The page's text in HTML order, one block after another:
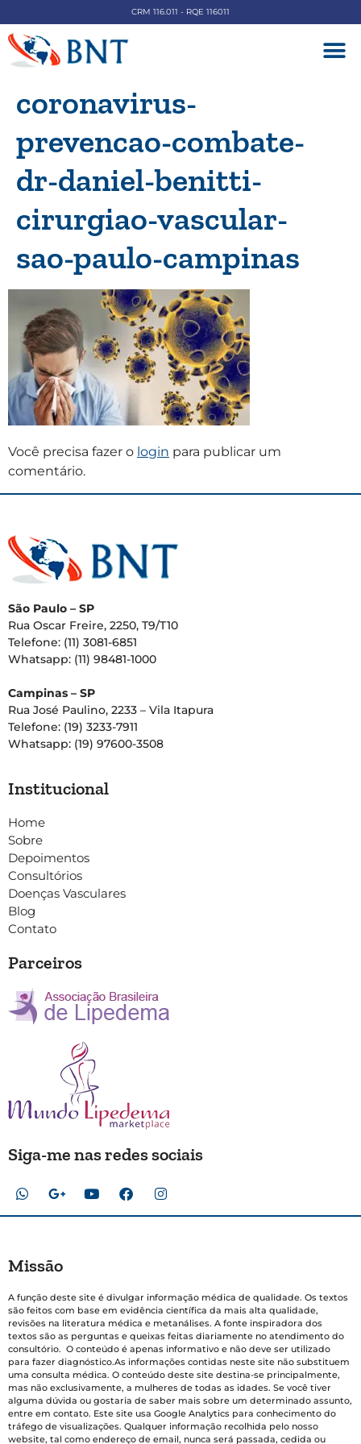
CRM 116.011 - RQE 116011
coronavirus-
prevencao-combate-
dr-daniel-benitti-
cirurgiao-vascular-
sao-paulo-campinas
Você precisa fazer o login para publicar um
comentário.
São Paulo – SP
Rua Oscar Freire, 2250, T9/T10
Telefone: (11) 3081-6851
Whatsapp: (11) 98481-1000
Campinas – SP
Rua José Paulino, 2233 – Vila Itapura
Telefone: (19) 3233-7911
Whatsapp: (19) 97600-3508
Institucional
Home
Sobre
Depoimentos
Consultórios
Doenças Vasculares
Blog
Contato
Parceiros
Siga-me nas redes sociais
Missão
A função deste site é divulgar informação médica de qualidade. Os textos
são feitos com base em evidência científica da mais alta qualidade,
revisões na literatura médica e metanálises. A fonte inspiradora dos
textos são as perguntas e queixas feitas diariamente no atendimento do
consultório. O conteúdo é apenas informativo e não deve ser utilizado
para fazer diagnóstico.As informações contidas neste site não substituem
uma consulta médica. O conteúdo deste site destina-se principalmente,
mas não exclusivamente, a mulheres de todas as idades. Se você tiver
alguma dúvida ou gostaria de saber mais sobre um determinado assunto,
entre em contato. Este site usa Google Analytics para conhecimento do
tráfego de visualizações. Qualquer informação recolhida pelo nosso
website, tal como endereço de email, nunca será passada, cedida ou